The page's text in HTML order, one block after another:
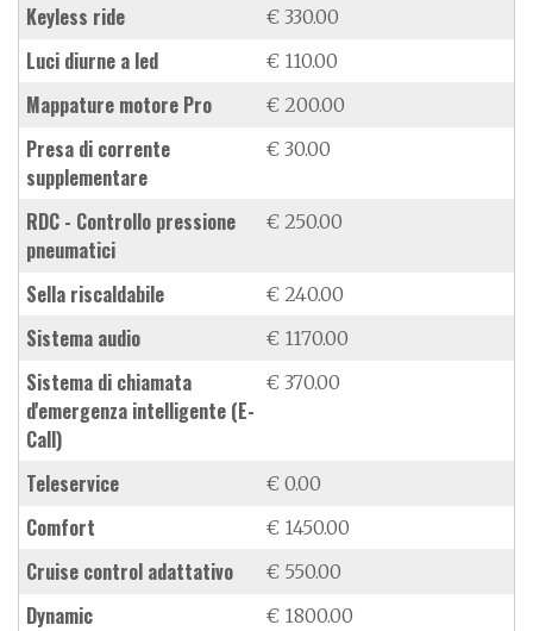
keyless ride € 330.00
luci diurne a led € 110.00
mappature motore Pro € 200.00
presa di corrente
supplementare
€ 30.00
RDC - Controllo pressione
pneumatici
€ 250.00
sella riscaldabile € 240.00
sistema audio € 1170.00
sistema di chiamata
d'emergenza intelligente (E-
Call)
€ 370.00
teleservice € 0.00
Comfort € 1450.00
cruise control adattativo € 550.00
Dynamic € 1800.00